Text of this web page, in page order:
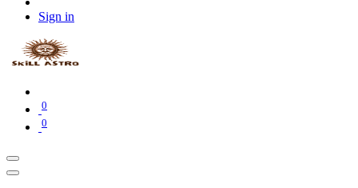
Sign in
0
0